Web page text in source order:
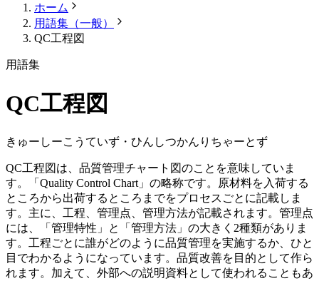
ホーム
用語集（一般）
QC工程図
用語集
QC工程図
きゅーしーこうていず・ひんしつかんりちゃーとず
QC工程図は、品質管理チャート図のことを意味していま
す。「Quality Control Chart」の略称です。原材料を入荷する
ところから出荷するところまでをプロセスごとに記載しま
す。主に、工程、管理点、管理方法が記載されます。管理点
には、「管理特性」と「管理方法」の大きく2種類がありま
す。工程ごとに誰がどのように品質管理を実施するか、ひと
目でわかるようになっています。品質改善を目的として作ら
れます。加えて、外部への説明資料として使われることもあ